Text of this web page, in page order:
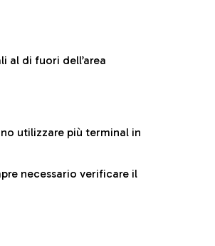
al di fuori dell’area
utilizzare più terminal in
necessario verificare il